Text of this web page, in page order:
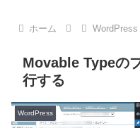
ホーム WordPress
Movable Typeの
行する
WordPress